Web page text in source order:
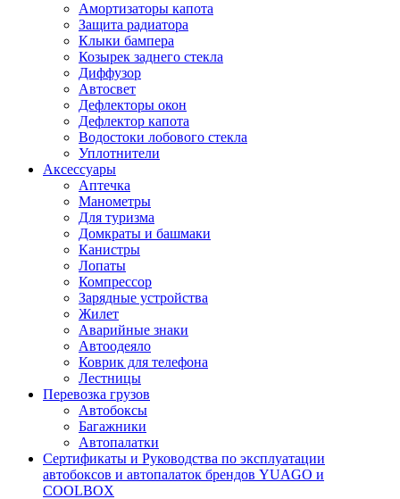
Амортизаторы капота
Защита радиатора
Клыки бампера
Козырек заднего стекла
Диффузор
Автосвет
Дефлекторы окон
Дефлектор капота
Водостоки лобового стекла
Уплотнители
Аксессуары
Аптечка
Манометры
Для туризма
Домкраты и башмаки
Канистры
Лопаты
Компрессор
Зарядные устройства
Жилет
Аварийные знаки
Автоодеяло
Коврик для телефона
Лестницы
Перевозка грузов
Автобоксы
Багажники
Автопалатки
Сертификаты и Руководства по эксплуатации
автобоксов и автопалаток брендов YUAGO и
COOLBOX